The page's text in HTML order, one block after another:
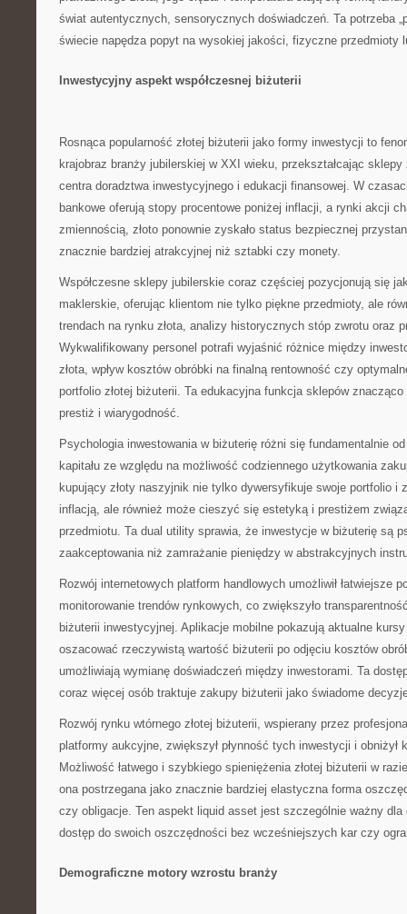
świat autentycznych, sensorycznych doświadczeń. Ta potrzeba
świecie napędza popyt na wysokiej jakości, fizyczne przedmioty
Inwestycyjny aspekt współczesnej biżuterii
Rosnąca popularność złotej biżuterii jako formy inwestycji to
krajobraz branży jubilerskiej w XXI wieku, przekształcając
centra doradztwa inwestycyjnego i edukacji finansowej. W
bankowe oferują stopy procentowe poniżej inflacji, a rynki akcji
zmiennością, złoto ponownie zyskało status bezpiecznej
znacznie bardziej atrakcyjnej niż sztabki czy monety.
Współczesne sklepy jubilerskie coraz częściej pozycjonują się
maklerskie, oferując klientom nie tylko piękne przedmioty, ale
trendach na rynku złota, analizy historycznych stóp zwrotu oraz
Wykwalifikowany personel potrafi wyjaśnić różnice między
złota, wpływ kosztów obróbki na finalną rentowność czy
portfolio złotej biżuterii. Ta edukacyjna funkcja sklepów znacząco
prestiż i wiarygodność.
Psychologia inwestowania w biżuterię różni się fundamentalnie
kapitału ze względu na możliwość codziennego użytkowania
kupujący złoty naszyjnik nie tylko dywersyfikuje swoje portfolio i
inflacją, ale również może cieszyć się estetyką i prestiżem
przedmiotu. Ta dual utility sprawia, że inwestycje w biżuterię są
zaakceptowania niż zamrażanie pieniędzy w abstrakcyjnych
Rozwój internetowych platform handlowych umożliwił łatwiejsze
monitorowanie trendów rynkowych, co zwiększyło
biżuterii inwestycyjnej. Aplikacje mobilne pokazują aktualne
oszacować rzeczywistą wartość biżuterii po odjęciu kosztów
umożliwiają wymianę doświadczeń między inwestorami. Ta
coraz więcej osób traktuje zakupy biżuterii jako świadome
Rozwój rynku wtórnego złotej biżuterii, wspierany przez
platformy aukcyjne, zwiększył płynność tych inwestycji i obniżył
Możliwość łatwego i szybkiego spieniężenia złotej biżuterii w
ona postrzegana jako znacznie bardziej elastyczna forma
czy obligacje. Ten aspekt liquid asset jest szczególnie ważny
dostęp do swoich oszczędności bez wcześniejszych kar czy
Demograficzne motory wzrostu branży